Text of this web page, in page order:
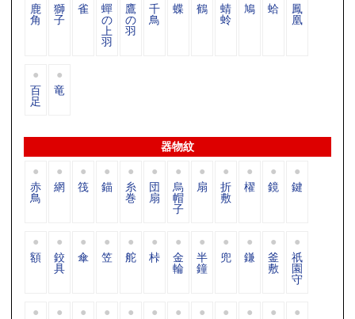
鹿
角
獅
子
雀 蟬
の
上
羽
鷹
の
羽
千
鳥
蝶 鶴 蜻
蛉
鳩 蛤 鳳
凰
百
足
竜
器物紋
赤
鳥
網 筏 錨 糸
巻
団
扇
烏
帽
子
扇 折
敷
櫂 鏡 鍵
額 鉸
具
傘 笠 舵 桛 金
輪
半
鐘
兜 鎌 釜
敷
祇
園
守